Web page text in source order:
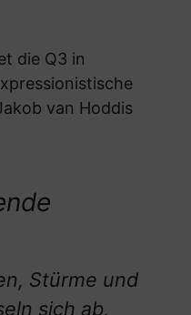
die Q3 in
van Hoddis
Stürme und
sich ab,